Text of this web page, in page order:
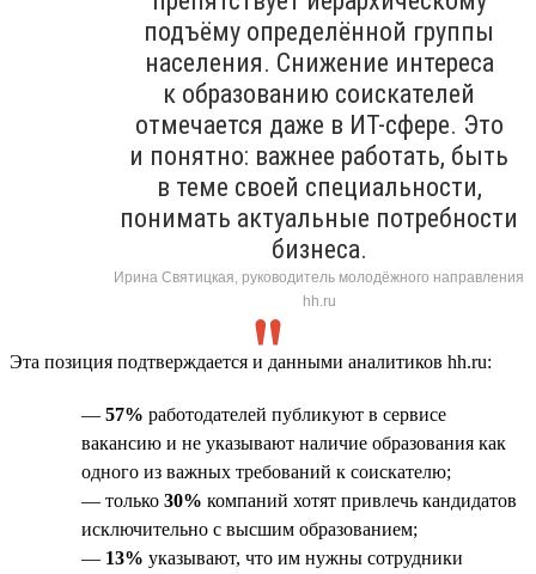
подъёму определённой группы
населения. Снижение интереса
к образованию соискателей
отмечается даже в ИТ-сфере. Это
и понятно: важнее работать, быть
в теме своей специальности,
понимать актуальные потребности
бизнеса.
Ирина Святицкая, руководитель молодёжного направления
hh.ru
Эта позиция подтверждается и данными аналитиков hh.ru:
— 57% работодателей публикуют в сервисе
вакансию и не указывают наличие образования как
одного из важных требований к соискателю;
— только 30% компаний хотят привлечь кандидатов
исключительно с высшим образованием;
— 13% указывают, что им нужны сотрудники